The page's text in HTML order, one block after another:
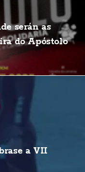
serán as
do Apóstolo
a VII